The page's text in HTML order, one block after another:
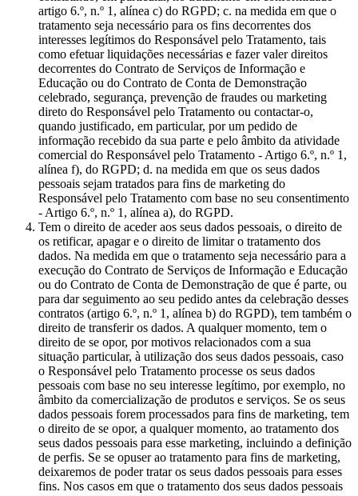
artigo 6.º, n.º 1, alínea c) do RGPD; c. na medida em que o
tratamento seja necessário para os fins decorrentes dos
interesses legítimos do Responsável pelo Tratamento, tais
como efetuar liquidações necessárias e fazer valer direitos
decorrentes do Contrato de Serviços de Informação e
Educação ou do Contrato de Conta de Demonstração
celebrado, segurança, prevenção de fraudes ou marketing
direto do Responsável pelo Tratamento ou contactar-o,
quando justificado, em particular, por um pedido de
informação recebido da sua parte e pelo âmbito da atividade
comercial do Responsável pelo Tratamento - Artigo 6.º, n.º 1,
alínea f), do RGPD; d. na medida em que os seus dados
pessoais sejam tratados para fins de marketing do
Responsável pelo Tratamento com base no seu consentimento
- Artigo 6.º, n.º 1, alínea a), do RGPD.
Tem o direito de aceder aos seus dados pessoais, o direito de
os retificar, apagar e o direito de limitar o tratamento dos
dados. Na medida em que o tratamento seja necessário para a
execução do Contrato de Serviços de Informação e Educação
ou do Contrato de Conta de Demonstração de que é parte, ou
para dar seguimento ao seu pedido antes da celebração desses
contratos (artigo 6.º, n.º 1, alínea b) do RGPD), tem também o
direito de transferir os dados. A qualquer momento, tem o
direito de se opor, por motivos relacionados com a sua
situação particular, à utilização dos seus dados pessoais, caso
o Responsável pelo Tratamento processe os seus dados
pessoais com base no seu interesse legítimo, por exemplo, no
âmbito da comercialização de produtos e serviços. Se os seus
dados pessoais forem processados para fins de marketing, tem
o direito de se opor, a qualquer momento, ao tratamento dos
seus dados pessoais para esse marketing, incluindo a definição
de perfis. Se se opuser ao tratamento para fins de marketing,
deixaremos de poder tratar os seus dados pessoais para esses
fins. Nos casos em que o tratamento dos seus dados pessoais